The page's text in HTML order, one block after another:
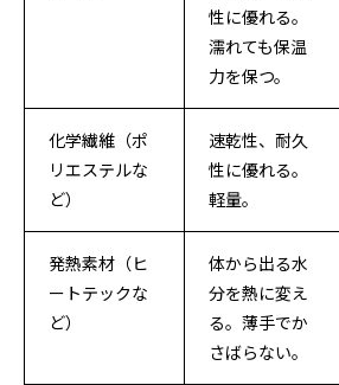
性に優れる。
濡れても保温
力を保つ。
化学繊維（ポ
リエステルな
ど）
速乾性、耐久
性に優れる。
軽量。
発熱素材（ヒ
ートテックな
ど）
体から出る水
分を熱に変え
る。薄手でか
さばらない。